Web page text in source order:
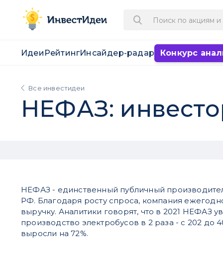
Идеи РейтингИнсайдер-радар Конкурс
Все инвестидеи
НЕФАЗ:
НЕФАЗ - единственный публичный
РФ. Благодаря росту спроса, компания
выручку. Аналитики говорят, что в 2021 НЕФАЗ
производство электробусов в 2 раза - с 202 до
выросли на 72%.